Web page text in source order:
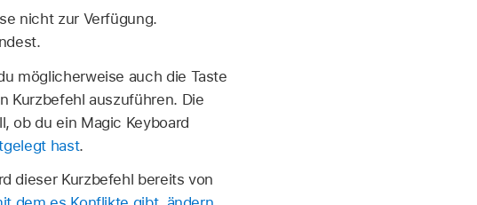
nicht zur Verfügung.
möglicherweise auch die Taste
Kurzbefehl auszuführen. Die
ob du ein Magic Keyboard
hast.
dieser Kurzbefehl bereits von